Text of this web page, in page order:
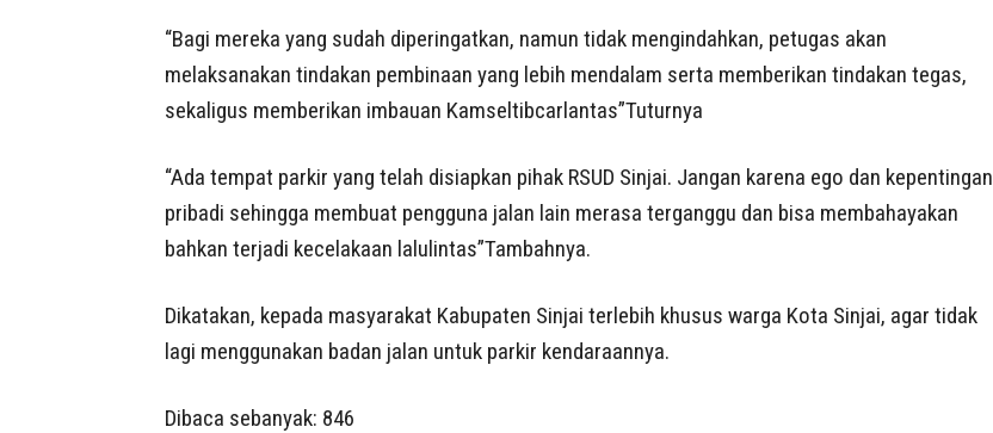
“Bagi mereka yang sudah diperingatkan, namun tidak mengindahkan, petugas akan
melaksanakan tindakan pembinaan yang lebih mendalam serta memberikan tindakan tegas,
sekaligus memberikan imbauan Kamseltibcarlantas”Tuturnya
“Ada tempat parkir yang telah disiapkan pihak RSUD Sinjai. Jangan karena ego dan kepentingan
pribadi sehingga membuat pengguna jalan lain merasa terganggu dan bisa membahayakan
bahkan terjadi kecelakaan lalulintas”Tambahnya.
Dikatakan, kepada masyarakat Kabupaten Sinjai terlebih khusus warga Kota Sinjai, agar tidak
lagi menggunakan badan jalan untuk parkir kendaraannya.
Dibaca sebanyak: 846